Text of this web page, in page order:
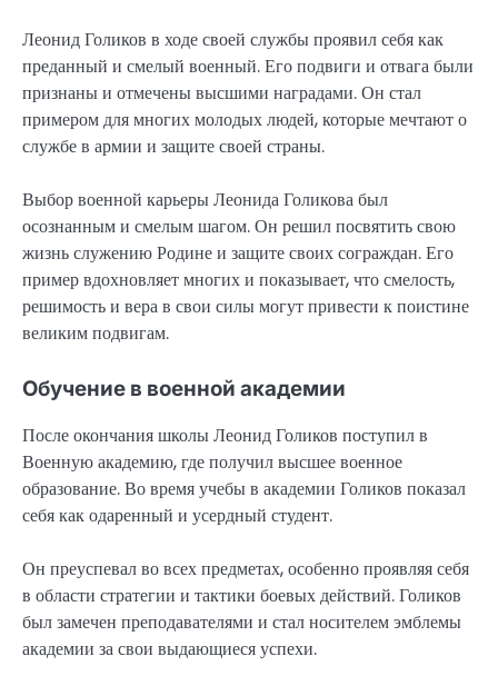
Леонид Голиков в ходе своей службы проявил себя как
преданный и смелый военный. Его подвиги и отвага были
признаны и отмечены высшими наградами. Он стал
примером для многих молодых людей, которые мечтают о
службе в армии и защите своей страны.
Выбор военной карьеры Леонида Голикова был
осознанным и смелым шагом. Он решил посвятить свою
жизнь служению Родине и защите своих сограждан. Его
пример вдохновляет многих и показывает, что смелость,
решимость и вера в свои силы могут привести к поистине
великим подвигам.
Обучение в военной академии
После окончания школы Леонид Голиков поступил в
Военную академию, где получил высшее военное
образование. Во время учебы в академии Голиков показал
себя как одаренный и усердный студент.
Он преуспевал во всех предметах, особенно проявляя себя
в области стратегии и тактики боевых действий. Голиков
был замечен преподавателями и стал носителем эмблемы
академии за свои выдающиеся успехи.